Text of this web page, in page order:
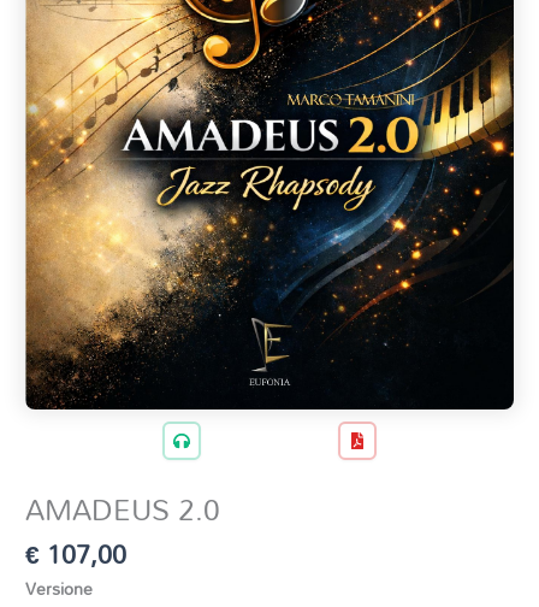
AMADEUS 2.0
€ 107,00
Versione